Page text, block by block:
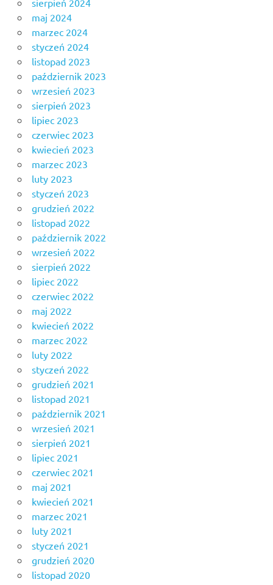
sierpień 2024
maj 2024
marzec 2024
styczeń 2024
listopad 2023
październik 2023
wrzesień 2023
sierpień 2023
lipiec 2023
czerwiec 2023
kwiecień 2023
marzec 2023
luty 2023
styczeń 2023
grudzień 2022
listopad 2022
październik 2022
wrzesień 2022
sierpień 2022
lipiec 2022
czerwiec 2022
maj 2022
kwiecień 2022
marzec 2022
luty 2022
styczeń 2022
grudzień 2021
listopad 2021
październik 2021
wrzesień 2021
sierpień 2021
lipiec 2021
czerwiec 2021
maj 2021
kwiecień 2021
marzec 2021
luty 2021
styczeń 2021
grudzień 2020
listopad 2020